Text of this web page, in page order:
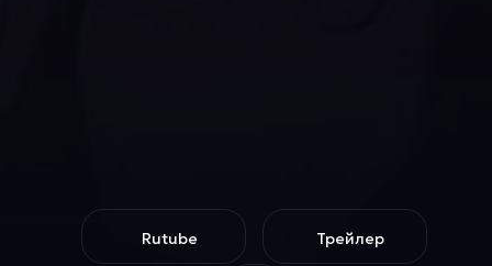
Rutube Трейлер